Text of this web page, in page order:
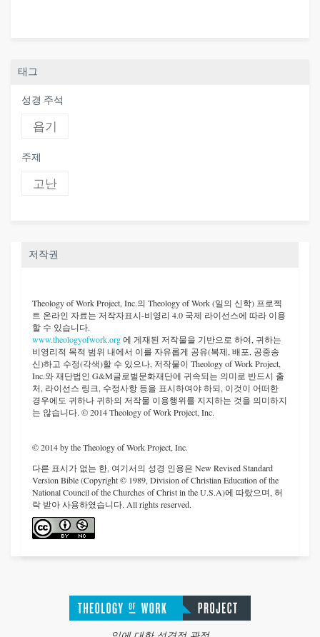
태그
성경 주석
욥기
주제
고난
저작권
Theology of Work Project, Inc.의 Theology of Work (일의 신학) 프로젝
트 온라인 자료는 저작자표시-비영리 4.0 국제 라이선스에 따라 이용
할 수 있습니다.
www.theologyofwork.org에 게재된 저작물을 기반으로 하여, 귀하는
비영리적 목적 범위 내에서 이를 자유롭게 공유(복제, 배포, 공중송
신)하고 수정(각색)할 수 있으나, 저작물이 Theology of Work Project,
Inc.와 재단법인 G&M글로벌문화재단에 귀속되는 의미로 반드시 출
처, 라이선스 링크, 수정사항 등을 표시하여야 하되, 이것이 어떠한
경우에도 귀하나 귀하의 저작물 이용행위를 지지하는 것을 의미하지
는 않습니다. © 2014 Theology of Work Project, Inc.
© 2014 by the Theology of Work Project, Inc.
다른 표시가 없는 한, 여기서의 성경 인용은 New Revised Standard
Version Bible (Copyright © 1989, Division of Christian Education of the
National Council of the Churches of Christ in the U.S.A)에 따랐으며, 허
락 받아 사용하였습니다. All rights reserved.